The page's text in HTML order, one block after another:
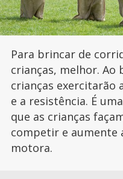
Para brincar de
crianças, melhor. Ao
crianças exercitarão
e a resistência. É
que as crianças
competir e aumente
motora.